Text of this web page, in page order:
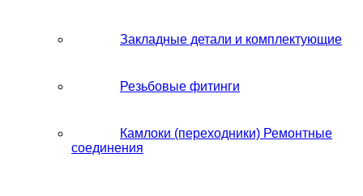
Закладные детали и комплектующие
Резьбовые фитинги
Камлоки (переходники) Ремонтные
соединения